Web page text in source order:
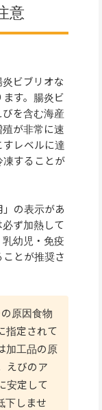
意
ビブリオな
す。腸炎ビ
を含む海産
が非常に速
レベルに達
することが
の表示があ
ず加熱して
幼児・免疫
とが推奨さ
原因食物
指定されて
加工品の原
えびのア
安定して
下しませ